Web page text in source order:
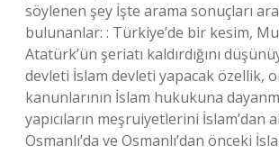
söylenen şey İşte arama sonuçları
bulunanlar: : Türkiye’de bir kesim,
Atatürk’ün şeriatı kaldırdığını
devleti İslam devleti yapacak özellik,
kanunlarının İslam hukukuna
yapıcıların meşruiyetlerini İslam’dan
Osmanlı’da ve Osmanlı’dan önceki